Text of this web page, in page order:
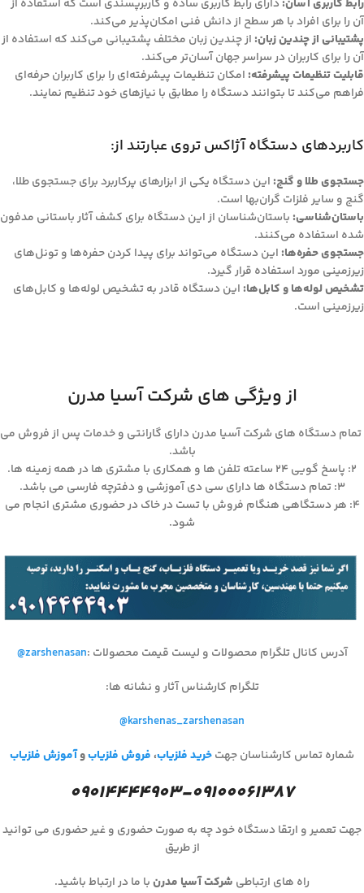
رابط کاربری آسان: دارای رابط کاربری ساده و کاربرپسندی است که استفاده از
آن را برای افراد با هر سطح از دانش فنی امکان‌پذیر می‌کند.
پشتیبانی از چندین زبان: از چندین زبان مختلف پشتیبانی می‌کند که استفاده از
آن را برای کاربران در سراسر جهان آسان‌تر می‌کند.
قابلیت تنظیمات پیشرفته: امکان تنظیمات پیشرفته‌ای را برای کاربران حرفه‌ای
فراهم می‌کند تا بتوانند دستگاه را مطابق با نیازهای خود تنظیم نمایند.
کاربردهای دستگاه آژاکس تروی عبارتند از:
جستجوی طلا و گنج: این دستگاه یکی از ابزارهای پرکاربرد برای جستجوی طلا،
گنج و سایر فلزات گران‌بها است.
باستان‌شناسی: باستان‌شناسان از این دستگاه برای کشف آثار باستانی مدفون
شده استفاده می‌کنند.
جستجوی حفره‌ها: این دستگاه می‌تواند برای پیدا کردن حفره‌ها و تونل‌های
زیرزمینی مورد استفاده قرار گیرد.
تشخیص لوله‌ها و کابل‌ها: این دستگاه قادر به تشخیص لوله‌ها و کابل‌های
زیرزمینی است.
از ویژگی های شرکت آسیا مدرن
تمام دستگاه های شرکت آسیا مدرن دارای گارانتی و خدمات پس از فروش می
باشد.
۲: پاسخ گویی ۲۴ ساعته تلفن ها و همکاری با مشتری ها در همه زمینه ها.
۳: تمام دستگاه ها دارای سی دی آموزشی و دفترچه فارسی می باشد.
۴: هر دستگاهی هنگام فروش با تست در خاک در حضوری مشتری انجام می
شود.
آدرس کانال تلگرام محصولات و لیست قیمت محصولات :
@zarshenasan
تلگرام کارشناس آثار و نشانه ها:
@karshenas_zarshenasan
شماره تماس کارشناسان جهتخرید فلزیاب،فروش فلزیابوآموزش فلزیاب
۰۹۰۱۴۴۴۴۹۰۳-۰۹۱۰۰۰۶۱۳۸۷
جهت تعمیر و ارتقا دستگاه خود چه به صورت حضوری و غیر حضوری می توانید
از طریق
راه های ارتباطی شرکت آسیا مدرنبا ما در ارتباط باشید.